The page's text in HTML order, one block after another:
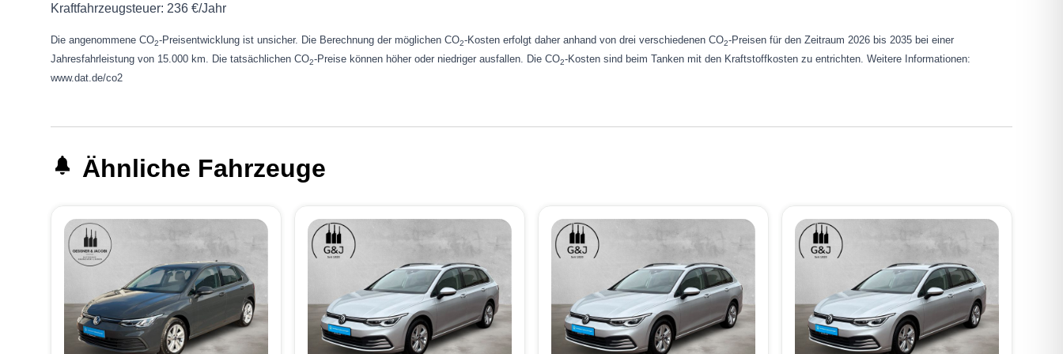
Kraftfahrzeugsteuer: 236 €/Jahr
Die angenommene CO2-Preisentwicklung ist unsicher. Die Berechnung der möglichen CO2-Kosten erfolgt daher anhand von drei verschiedenen CO2-Preisen für den Zeitraum 2026 bis 2035 bei einer
Jahresfahrleistung von 15.000 km. Die tatsächlichen CO2-Preise können höher oder niedriger ausfallen. Die CO2-Kosten sind beim Tanken mit den Kraftstoffkosten zu entrichten. Weitere Informationen:
www.dat.de/co2
Ähnliche Fahrzeuge